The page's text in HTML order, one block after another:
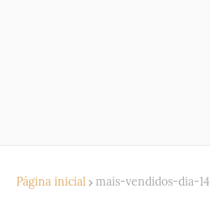
Página inicial mais-vendidos-dia-14